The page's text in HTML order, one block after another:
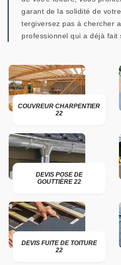
garant de la solidité de
tergiversez pas à chercher
professionnel qui a déjà fait
COUVREUR CHARPENTIER
22
DEVIS POSE DE
GOUTTIÈRE 22
DEVIS FUITE DE TOITURE
22